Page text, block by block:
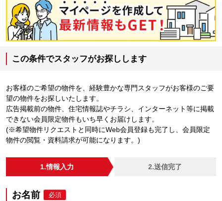
この条件でスタッフがお探しします
お客様のご希望の物件を、経験豊かな専門スタッフがお客様のご要
望の物件をお探しいたします。
広告掲載前の物件、住宅情報誌やチラシ、インターネット等に掲載
できない会員限定物件もいち早くお届けします。
(※希望物件リクエストと同時にWeb会員登録も完了し、会員限定
物件の閲覧・資料請求が可能になります。)
1.情報入力 2.送信完了
お名前 必須